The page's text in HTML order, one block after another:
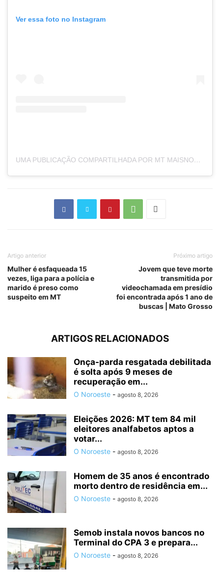
Ver essa foto no Instagram
UMA PUBLICAÇÃO COMPARTILHADA POR MT MAISNOTÍCIAS (@MTMAISNOTICIAS)
Artigo anterior
Mulher é esfaqueada 15
vezes, liga para a polícia e
marido é preso como
suspeito em MT
Próximo artigo
Jovem que teve morte
transmitida por
videochamada em presídio
foi encontrada após 1 ano de
buscas | Mato Grosso
ARTIGOS RELACIONADOS
Onça-parda resgatada debilitada
é solta após 9 meses de
recuperação em...
O Noroeste - agosto 8, 2026
Eleições 2026: MT tem 84 mil
eleitores analfabetos aptos a
votar...
O Noroeste - agosto 8, 2026
Homem de 35 anos é encontrado
morto dentro de residência em...
O Noroeste - agosto 8, 2026
Semob instala novos bancos no
Terminal do CPA 3 e prepara...
O Noroeste - agosto 8, 2026